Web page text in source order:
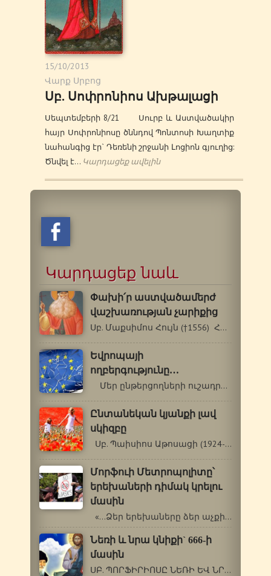
15/10/2013
Վարք Սրբոց
Սբ. Սոփրոնիոս Ախթալացի
Սեպտեմբերի 8/21 Սուրբ և Աստվածակիր
հայր Սոփրոնիոսը ծննդով Պոնտոսի Խաղտիք
նահանգից էր` Դեռենի շրջանի Լոցիոն գյուղից:
Ծնվել է… Կարդացեք ավելին
Կարդացեք նաև
Փախի՛ր աստվածամերժ
վաշխառության չարիքից
Սբ. Մաքսիմոս Հույն (†1556) Հիշատակը՝…
Եվրոպայի
ողբերգությունը…
Մեր ընթերցողների ուշադրությանն…
Ընտանեկան կյանքի լավ
սկիզբը
Սբ. Պաիսիոս Աթոսացի (1924-1994 թթ.)…
Մորֆուի Մետրոպոլիտը՝
երեխաների դիմակ կրելու
մասին
«…Ձեր երեխաները ձեր աչքի լույսն…
Նեռի և նրա կնիքի` 666-ի
մասին
ՍԲ. ՊՈՐՖԻՐԻՈՍԸ ՆԵՌԻ ԵՎ ՆՐԱ ԿՆԻՔԻ`…